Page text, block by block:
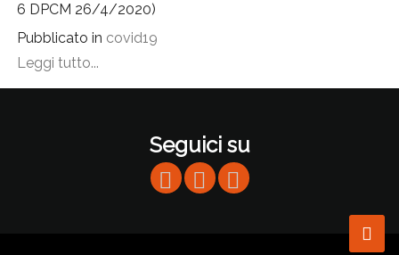
6 DPCM 26/4/2020)
Pubblicato in covid19
Leggi tutto...
Seguici su